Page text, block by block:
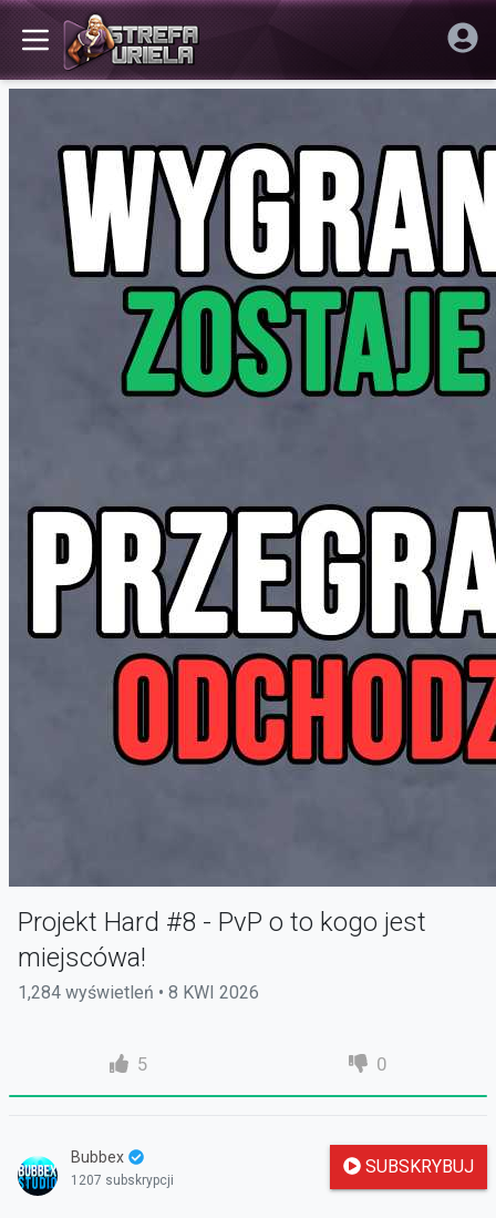
Projekt Hard #8 - PvP o to kogo jest
miejscówa!
1,284 wyświetleń • 8 KWI 2026
5 0
Bubbex
1207 subskrypcji
SUBSKRYBUJ